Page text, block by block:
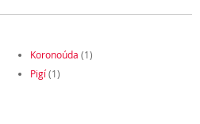
Koronoúda (1)
Pigí(1)